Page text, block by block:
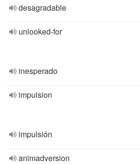
desagradable
unlooked-for
inesperado
impulsion
impulsión
animadversion